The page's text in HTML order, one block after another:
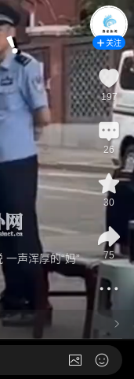
声浑厚的“妈”
关注
197
26
30
75